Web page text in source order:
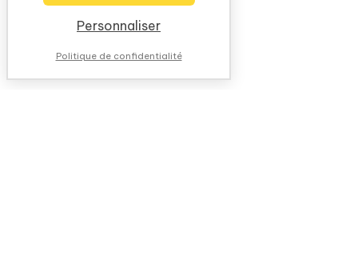
Personnaliser
Politique de confidentialité